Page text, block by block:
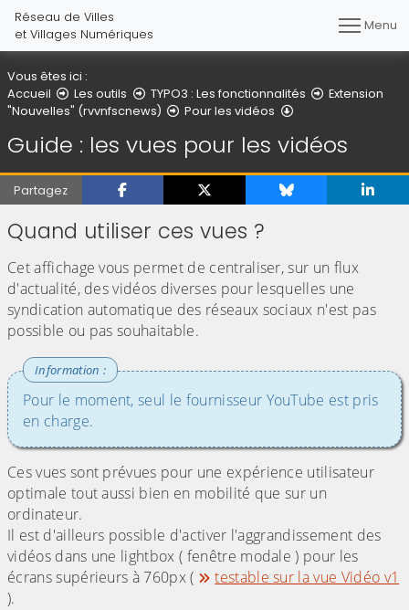
Réseau de Villes
et Villages Numériques
Menu
Vous êtes ici :
Accueil
Les outils TYPO3 : Les fonctionnalités
Extension
"Nouvelles" (rvvnfscnews)
Pour les vidéos
Guide : les vues pour les vidéos
Partagez
Quand utiliser ces vues ?
Cet affichage vous permet de centraliser, sur un flux
d'actualité, des vidéos diverses pour lesquelles une
syndication automatique des réseaux sociaux n'est pas
possible ou pas souhaitable.
Pour le moment, seul le fournisseur YouTube est pris
en charge.
Ces vues sont prévues pour une expérience utilisateur
optimale tout aussi bien en mobilité que sur un
ordinateur.
Il est d'ailleurs possible d'activer l'aggrandissement des
vidéos dans une lightbox ( fenêtre modale ) pour les
écrans supérieurs à 760px (
testable sur la vue Vidéo v1
).